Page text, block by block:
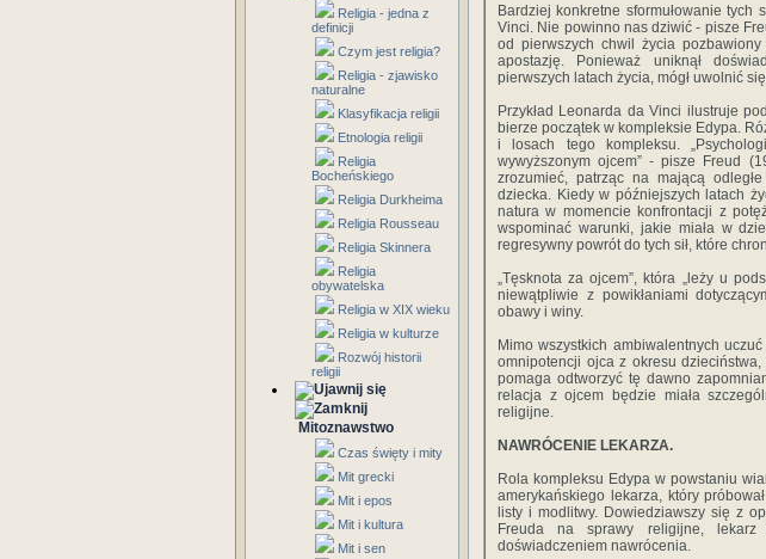
Religia - jedna z
definicji
Czym jest religia?
Religia - zjawisko
naturalne
Klasyfikacja religii
Etnologia religii
Religia
Bocheńskiego
Religia Durkheima
Religia Rousseau
Religia Skinnera
Religia
obywatelska
Religia w XIX wieku
Religia w kulturze
Rozwój historii
religii
Mitoznawstwo
Czas święty i mity
Mit grecki
Mit i epos
Mit i kultura
Mit i sen
Bardziej konkretne sformułowanie
Vinci. Nie powinno nas dziwić - pisze
od pierwszych chwil życia
apostazję. Ponieważ uniknął
pierwszych latach życia, mógł uwolnić
Przykład Leonarda da Vinci ilustruje
bierze początek w kompleksie Edypa.
i losach tego kompleksu.
wywyższonym ojcem” - pisze Freud
zrozumieć, patrząc na mającą
dziecka. Kiedy w późniejszych latach
natura w momencie konfrontacji z
wspominać warunki, jakie miała w
regresywny powrót do tych sił, które
„Tęsknota za ojcem”, która „leży u
niewątpliwie z powikłaniami
obawy i winy.
Mimo wszystkich ambiwalentnych
omnipotencji ojca z okresu
pomaga odtworzyć tę dawno
relacja z ojcem będzie miała
religijne.
NAWRÓCENIE LEKARZA.
Rola kompleksu Edypa w powstaniu
amerykańskiego lekarza, który
listy i modlitwy. Dowiedziawszy się z
Freuda na sprawy religijne,
doświadczeniem nawrócenia.